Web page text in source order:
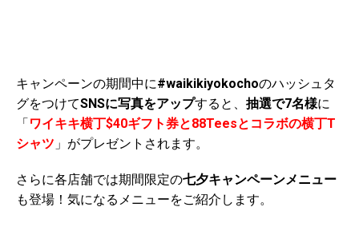
キャンペーンの期間中に#waikikiyokochoのハッシュタ
グをつけてSNSに写真をアップすると、 抽選で7名様に
「ワイキキ横丁$40ギフト券と88Teesとコラボの横丁T
シャツ 」がプレゼントされます。
さらに各店舗では期間限定の七夕キャンペーンメニュー
も登場！気になるメニューをご紹介します。